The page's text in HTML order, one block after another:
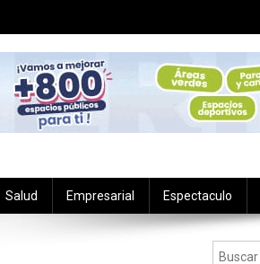
Salud Empresarial Espectaculo